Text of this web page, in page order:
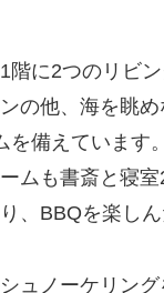
に2つのリビ
の他、海を眺
備えていま
ムも書斎と寝
BBQを楽し
ュノーケリン